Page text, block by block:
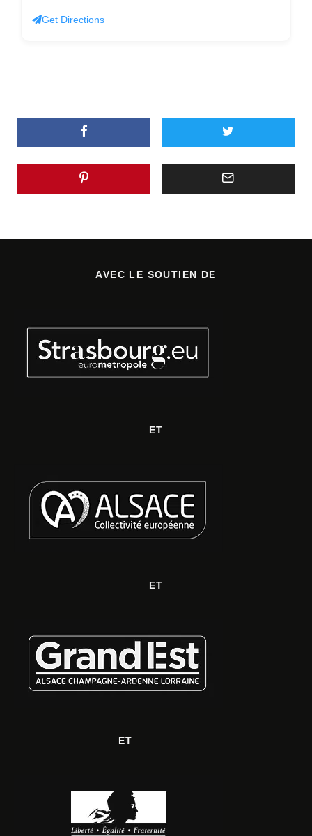
Get Directions
AVEC LE SOUTIEN DE
ET
ET
ET